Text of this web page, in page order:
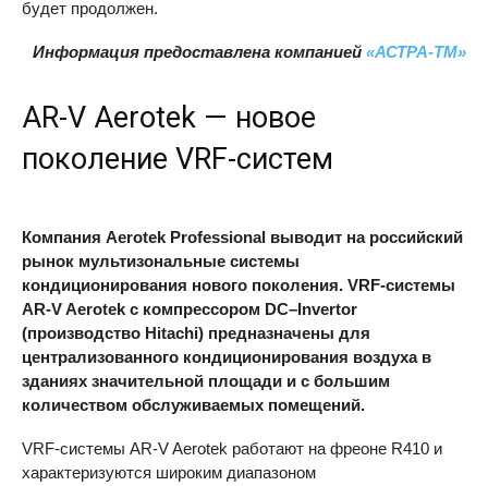
будет продолжен.
Информация предоставлена компанией «АСТРА-ТМ»
AR-V Aerotek — новое
поколение VRF-систем
Компания Aerotek Professional выводит на российский
рынок мультизональные системы
кондиционирования нового поколения. VRF-системы
AR-VAerotek с компрессором DC–Invertor
(производство Hitachi) предназначены для
централизованного кондиционирования воздуха в
зданиях значительной площади и с большим
количеством обслуживаемых помещений.
VRF-системы AR-VAerotek работают на фреоне R410 и
характеризуются широким диапазоном